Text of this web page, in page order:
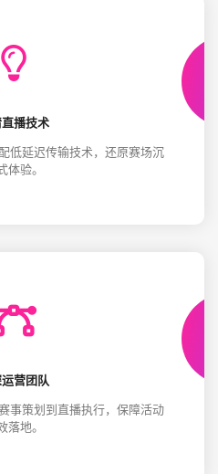
播技术
低延迟传输技术，还原赛场沉
体验。
营团队
事策划到直播执行，保障活动
落地。